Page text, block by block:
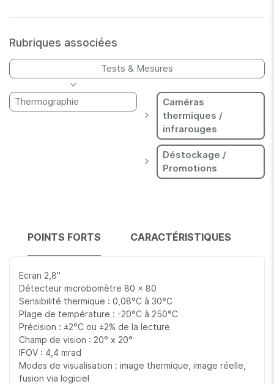
Rubriques associées
Tests & Mesures
Thermographie
Caméras
thermiques /
infrarouges
Déstockage /
Promotions
POINTS FORTS CARACTÉRISTIQUES
Ecran 2,8''
Détecteur microbomètre 80 x 80
Sensibilité thermique : 0,08°C à 30°C
Plage de température : -20°C à 250°C
Précision : ±2°C ou ±2% de la lecture
Champ de vision : 20° x 20°
IFOV : 4,4 mrad
Modes de visualisation : image thermique, image réelle,
fusion via logiciel